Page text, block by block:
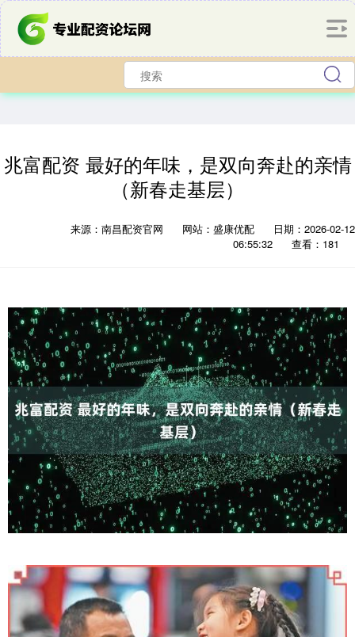
兆富配资 最好的年味，是双向奔赴的亲情
（新春走基层）
来源：南昌配资官网 网站：盛康优配
日期：2026-02-12
06:55:32
查看：181